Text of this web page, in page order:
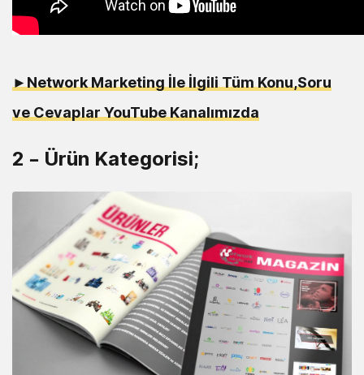
►Network Marketing İle İlgili Tüm Konu,Soru
ve Cevaplar YouTube Kanalımızda
2 – Ürün Kategorisi;